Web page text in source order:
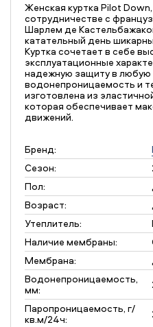
Женская куртка Pilot
сотрудничестве с
Шарлем де
катательный день
Куртка сочетает в себе
эксплуатационные
надежную защиту в любую
водонепроницаемость и
изготовлена из
которая обеспечивает
движений.
Бренд:
Сезон:
Пол:
Возраст:
Утеплитель:
Наличие мембраны:
Мембрана:
Водонепроницаемость,
мм:
Паропроницаемость, г/
кв.м/24ч: